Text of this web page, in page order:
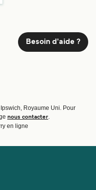
Besoin d'aide ?
Royaume Uni. Pour
nous contacter.
en ligne